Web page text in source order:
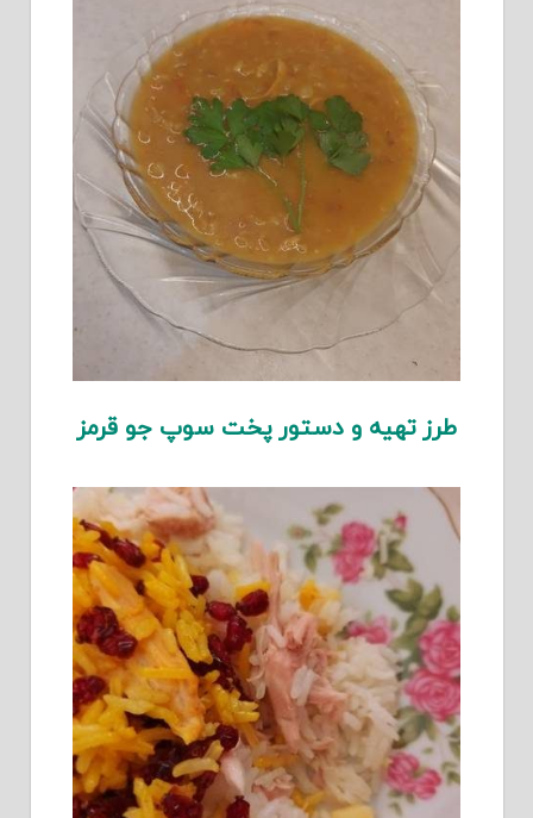
طرز تهیه و دستور پخت سوپ جو قرمز